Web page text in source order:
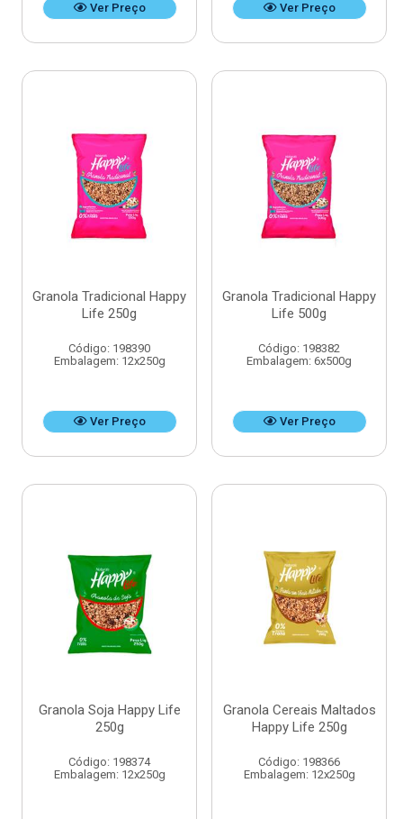
Ver Preço Ver Preço
Granola Tradicional Happy
Life 250g
Código: 198390
Embalagem: 12x250g
Ver Preço
Granola Tradicional Happy
Life 500g
Código: 198382
Embalagem: 6x500g
Ver Preço
Granola Soja Happy Life
250g
Código: 198374
Embalagem: 12x250g
Granola Cereais Maltados
Happy Life 250g
Código: 198366
Embalagem: 12x250g